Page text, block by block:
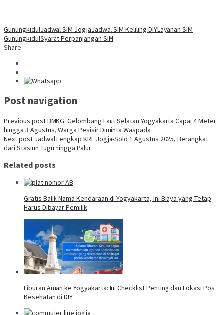
GunungkidulJadwal SIM JogjaJadwal SIM Keliling DIYLayanan SIM
GunungkidulSyarat Perpanjangan SIM
Share
Post navigation
Previous postBMKG: Gelombang Laut Selatan Yogyakarta Capai 4 Meter
hingga 3 Agustus, Warga Pesisir Diminta Waspada
Next post Jadwal Lengkap KRL Jogja-Solo 1 Agustus 2025, Berangkat
dari Stasiun Tugu hingga Palur
Related posts
Gratis Balik Nama Kendaraan di Yogyakarta, Ini Biaya yang Tetap
Harus Dibayar Pemilik
Liburan Aman ke Yogyakarta: Ini Checklist Penting dan Lokasi Pos
Kesehatan di DIY